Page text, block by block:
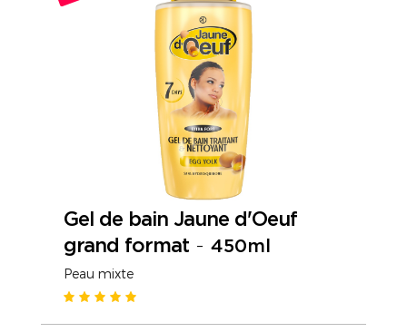
Gel de bain Jaune d'Oeuf
grand format- 450ml
Peau mixte